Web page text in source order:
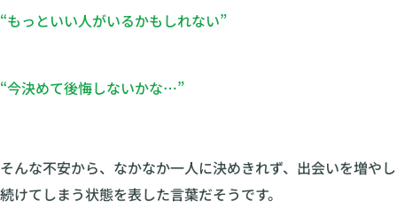
“もっといい人がいるかもしれない”
“今決めて後悔しないかな…”
そんな不安から、なかなか一人に決めきれず、出会いを増やし
続けてしまう状態を表した言葉だそうです。